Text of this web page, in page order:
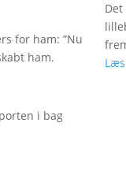
for ham: ”Nu
ham.
i bag